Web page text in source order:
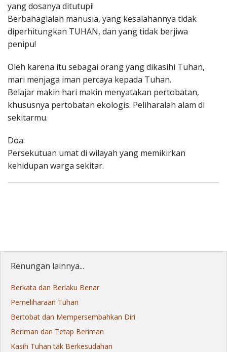
yang dosanya ditutupi!
Berbahagialah manusia, yang kesalahannya tidak
diperhitungkan TUHAN, dan yang tidak berjiwa
penipu!
Oleh karena itu sebagai orang yang dikasihi Tuhan,
mari menjaga iman percaya kepada Tuhan.
Belajar makin hari makin menyatakan pertobatan,
khususnya pertobatan ekologis. Peliharalah alam di
sekitarmu.
Doa:
Persekutuan umat di wilayah yang memikirkan
kehidupan warga sekitar.
Renungan lainnya...
Berkata dan Berlaku Benar
Pemeliharaan Tuhan
Bertobat dan Mempersembahkan Diri
Beriman dan Tetap Beriman
Kasih Tuhan tak Berkesudahan